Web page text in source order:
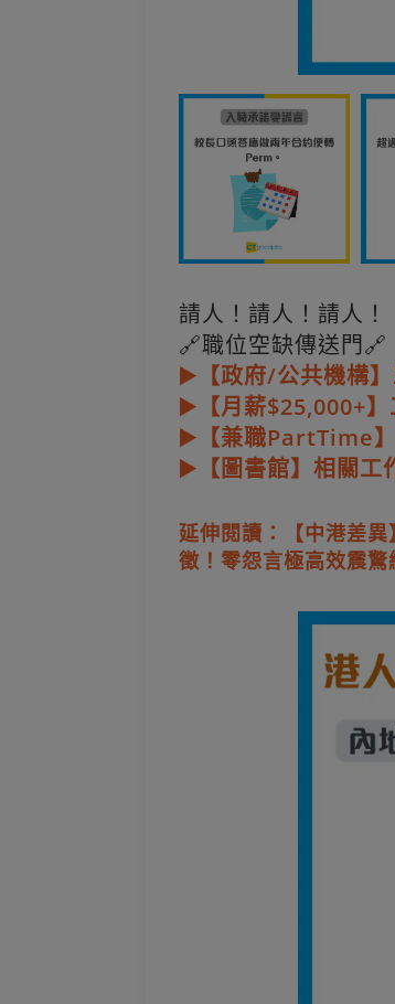
請人！請人！請人！
🔗職位空缺傳送門🔗
▶️【政府/公共機構
▶️【月薪$25,000+】
▶️【兼職PartTime
▶️【圖書館】相關工
延伸閱讀：【中港差
徵！零怨言極高效震驚